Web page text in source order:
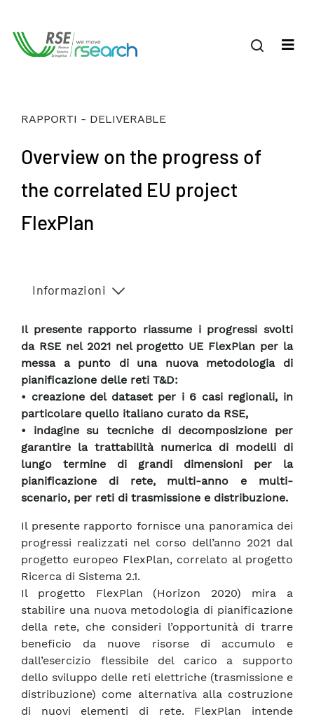
RAPPORTI - DELIVERABLE
Overview on the progress of
the correlated EU project
FlexPlan
Informazioni
Il presente rapporto riassume i progressi svolti
da RSE nel 2021 nel progetto UE FlexPlan per la
messa a punto di una nuova metodologia di
pianificazione delle reti T&D:
• creazione del dataset per i 6 casi regionali, in
particolare quello italiano curato da RSE,
• indagine su tecniche di decomposizione per
garantire la trattabilità numerica di modelli di
lungo termine di grandi dimensioni per la
pianificazione di rete, multi-anno e multi-
scenario, per reti di trasmissione e distribuzione.
Il presente rapporto fornisce una panoramica dei
progressi realizzati nel corso dell’anno 2021 dal
progetto europeo FlexPlan, correlato al progetto
Ricerca di Sistema 2.1.
Il progetto FlexPlan (Horizon 2020) mira a
stabilire una nuova metodologia di pianificazione
della rete, che consideri l’opportunità di trarre
beneficio da nuove risorse di accumulo e
dall’esercizio flessibile del carico a supporto
dello sviluppo delle reti elettriche (trasmissione e
distribuzione) come alternativa alla costruzione
di nuovi elementi di rete. FlexPlan intende